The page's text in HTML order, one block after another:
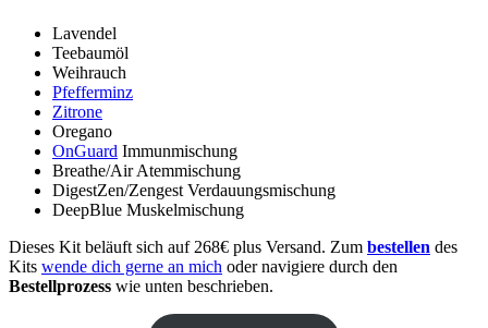
Lavendel
Teebaumöl
Weihrauch
Pfefferminz
Zitrone
Oregano
OnGuard Immunmischung
Breathe/Air Atemmischung
DigestZen/Zengest Verdauungsmischung
DeepBlue Muskelmischung
Dieses Kit beläuft sich auf 268€ plus Versand. Zum bestellen des
Kits wende dich gerne an mich oder navigiere durch den
Bestellprozess wie unten beschrieben.